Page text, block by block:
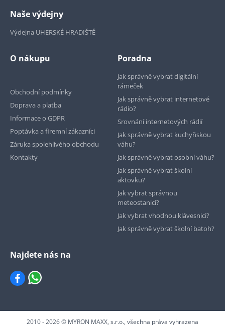
Naše výdejny
Výdejna UHERSKÉ HRADIŠTĚ
O nákupu
Obchodní podmínky
Doprava a platba
Informace o GDPR
Poptávka a firemní zákazníci
Záruka spolehlivého obchodu
Kontakty
Poradna
Jak správně vybrat digitální
rámeček
Jak správně vybrat internetové
rádio?
Srovnání internetových rádií
Jak správně vybrat kuchyňskou
váhu?
Jak správně vybrat osobní váhu?
Jak správně vybrat školní
aktovku?
Jak vybrat správnou
meteostanici?
Jak vybrat vhodnou klávesnici?
Jak správně vybrat školní batoh?
Najdete nás na
2010 - 2026 © MYRON MAXX, s.r.o., všechna práva vyhrazena